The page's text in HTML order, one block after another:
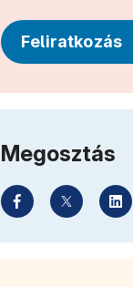
Feliratkozás
Megosztás